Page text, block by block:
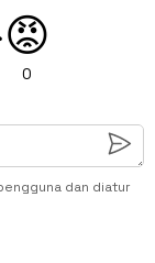
😡
0
dan diatur